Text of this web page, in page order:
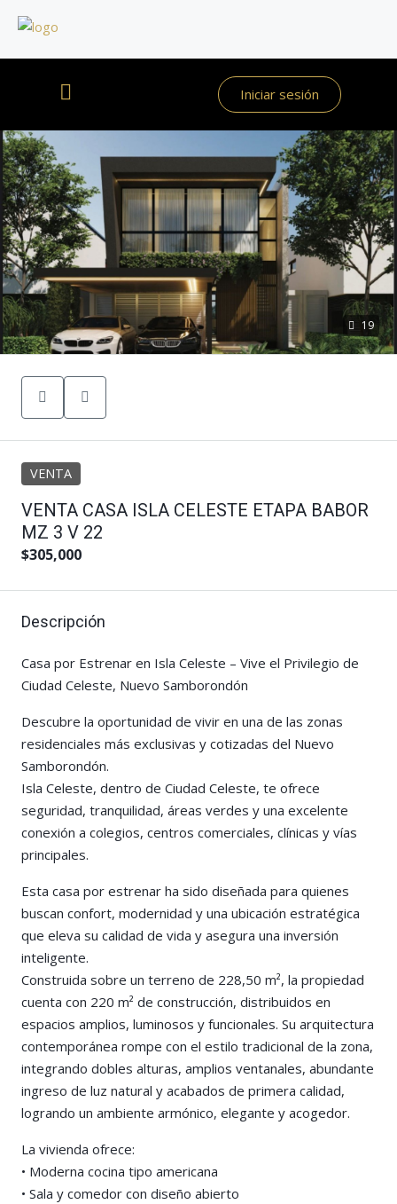
Iniciar sesión
19
VENTA
VENTA CASA ISLA CELESTE ETAPA BABOR
MZ 3 V 22
$305,000
Descripción
Casa por Estrenar en Isla Celeste – Vive el Privilegio de
Ciudad Celeste, Nuevo Samborondón
Descubre la oportunidad de vivir en una de las zonas
residenciales más exclusivas y cotizadas del Nuevo
Samborondón.
Isla Celeste, dentro de Ciudad Celeste, te ofrece
seguridad, tranquilidad, áreas verdes y una excelente
conexión a colegios, centros comerciales, clínicas y vías
principales.
Esta casa por estrenar ha sido diseñada para quienes
buscan confort, modernidad y una ubicación estratégica
que eleva su calidad de vida y asegura una inversión
inteligente.
Construida sobre un terreno de 228,50 m², la propiedad
cuenta con 220 m² de construcción, distribuidos en
espacios amplios, luminosos y funcionales. Su arquitectura
contemporánea rompe con el estilo tradicional de la zona,
integrando dobles alturas, amplios ventanales, abundante
ingreso de luz natural y acabados de primera calidad,
logrando un ambiente armónico, elegante y acogedor.
La vivienda ofrece:
• Moderna cocina tipo americana
• Sala y comedor con diseño abierto